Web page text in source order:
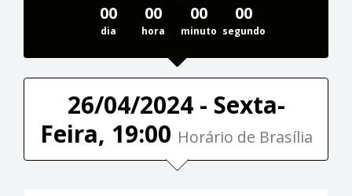
00
dia
00
hora
00
minuto
00
segundo
26/04/2024 - Sexta-
Feira, 19:00 Horário de Brasília